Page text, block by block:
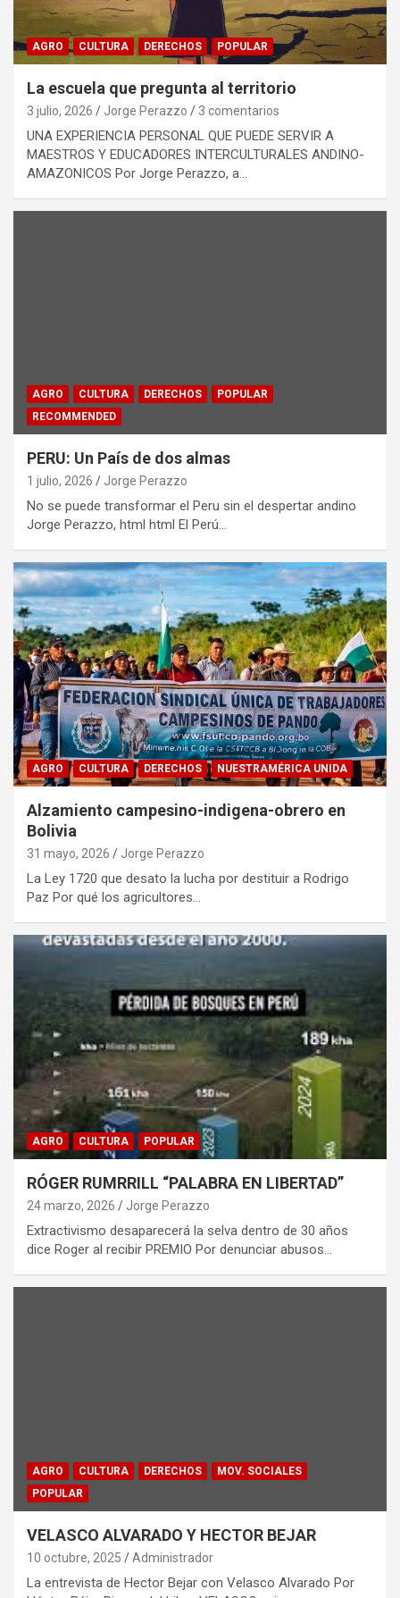
AGRO CULTURA DERECHOS POPULAR
La escuela que pregunta al territorio
3 julio, 2026 Jorge Perazzo 3 comentarios
UNA EXPERIENCIA PERSONAL QUE PUEDE SERVIR A
MAESTROS Y EDUCADORES INTERCULTURALES ANDINO-
AMAZONICOS Por Jorge Perazzo, a…
AGRO CULTURA DERECHOS
POPULAR
RECOMMENDED
PERU: Un País de dos almas
1 julio, 2026 Jorge Perazzo
No se puede transformar el Peru sin el despertar andino
Jorge Perazzo, html html El Perú…
AGRO CULTURA DERECHOS NUESTRAMÉRICA UNIDA
Alzamiento campesino-indigena-obrero en
Bolivia
31 mayo, 2026 Jorge Perazzo
La Ley 1720 que desato la lucha por destituir a Rodrigo
Paz Por qué los agricultores…
AGRO CULTURA POPULAR
RÓGER RUMRRILL “PALABRA EN LIBERTAD”
24 marzo, 2026 Jorge Perazzo
Extractivismo desaparecerá la selva dentro de 30 años
dice Roger al recibir PREMIO Por denunciar abusos…
AGRO CULTURA DERECHOS
MOV. SOCIALES
POPULAR
VELASCO ALVARADO Y HECTOR BEJAR
10 octubre, 2025 Administrador
La entrevista de Hector Bejar con Velasco Alvarado Por